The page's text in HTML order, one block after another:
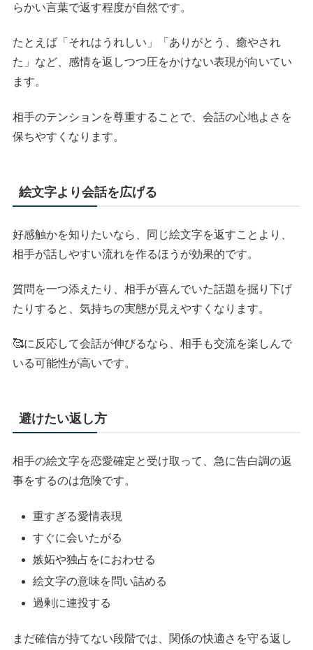
らかい言葉で返す程度が自然です。
たとえば「それはうれしい」「ありがとう、癒やされ
た」など、感情を返しつつ圧をかけない表現が向いてい
ます。
相手のテンションを尊重することで、会話の心地よさを
保ちやすくなります。
絵文字より会話を広げる
好感触かを知りたいなら、同じ絵文字を返すことより、
相手が話しやすい流れを作るほうが効果的です。
質問を一つ添えたり、相手が喜んでいた話題を掘り下げ
たりすると、気持ちの実態が見えやすくなります。
🥰に反応して会話が伸びるなら、相手も交流を楽しんで
いる可能性が高いです。
避けたい返し方
相手の絵文字を恋愛確定と受け取って、急に告白調の返
事をするのは危険です。
重すぎる愛情表現
すぐに会いたがる
嫉妬や独占をにおわせる
絵文字の意味を問い詰める
過剰に連投する
まだ確信が持てない段階では、関係の快適さを守る返し